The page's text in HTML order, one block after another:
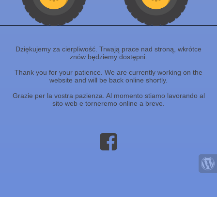
Dziękujemy za cierpliwość. Trwają prace nad stroną, wkrótce
znów będziemy dostępni.
Thank you for your patience. We are currently working on the
website and will be back online shortly.
Grazie per la vostra pazienza. Al momento stiamo lavorando al
sito web e torneremo online a breve.